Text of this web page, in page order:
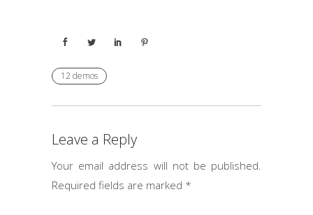
12 demos
Leave a Reply
Your email address will not be published.
Required fields are marked *